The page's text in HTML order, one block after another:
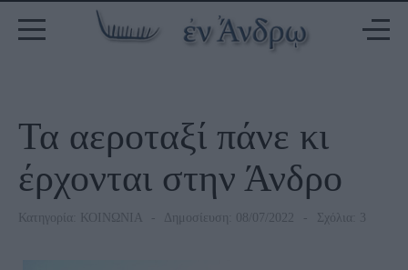
Τα αεροταξί πάνε κι
έρχονται στην Άνδρο
Κατηγορία: ΚΟΙΝΩΝΙΑ Δημοσίευση: 08/07/2022 Σχόλια: 3